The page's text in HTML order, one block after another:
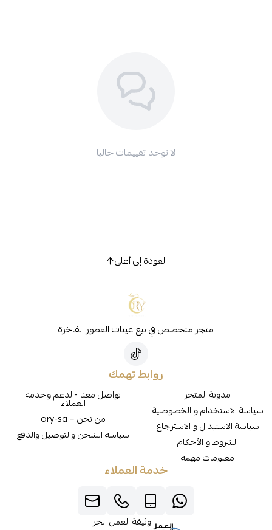
لا توجد تقييمات حاليا
العودة إلى أعلى
متجر متخصص في بيع عينات العطور الفاخرة
روابط تهمك
مدونة المتجر
سياسة الاستخدام و الخصوصية
سياسة الاستبدال و الاسترجاع
الشروط و الأحكام
معلومات مهمه
تواصل معنا -الدعم وخدمه
العملاء
من نحن – ory-sa
سياسه الشحن والتوصيل والدفع
خدمة العملاء
وثيقة العمل الحر